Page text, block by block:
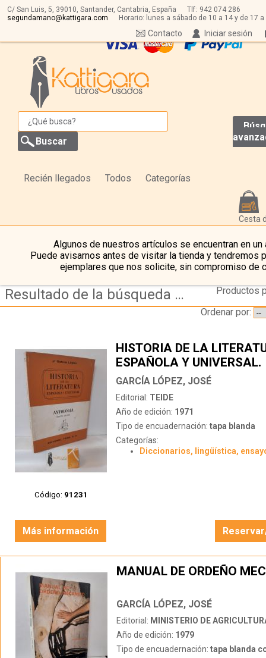
C/ San Luis, 5, 39010, Santander, Cantabria, España Tlf: 942 074 286
segundamano@kattigara.com
Horario: lunes a sábado de 10 a 14 y de 17 a
Iniciar sesión
Contacto
Recién llegados Todos Categorías
Cesta
Algunos de nuestros artículos se encuentran en un
Puede avisarnos antes de visitar la tienda y tendremos
ejemplares que nos solicite, sin compromiso de
Resultado de la búsqueda de autor garcia-lopez,-jose
Productos
Ordenar por:
Código: 91231
HISTORIA DE LA
ESPAÑOLA Y UNIVERSAL.
ANTOLOGÍA SEXTO
GARCÍA LÓPEZ, JOSÉ
Editorial: TEIDE
Año de edición: 1971
Tipo de encuadernación: tapa blanda
Categorías:
Diccionarios, lingüística,
Más información
MANUAL DE ORDEÑO
GARCÍA LÓPEZ, JOSÉ
Editorial: MINISTERIO DE
Año de edición: 1979
Tipo de encuadernación: tapa blanda